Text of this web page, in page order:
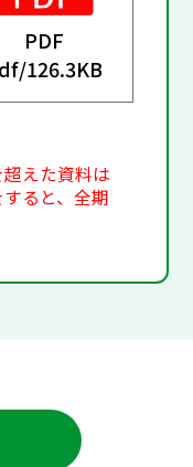
PDF
126.3KB
えた資料は
すると、全期